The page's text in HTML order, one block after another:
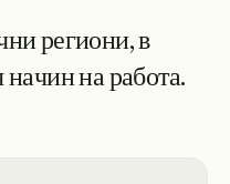
нирегиони,в
начиннаработа.